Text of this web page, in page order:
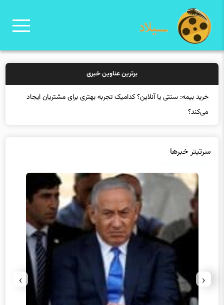
برترین عناوین خبری
خرید بیم